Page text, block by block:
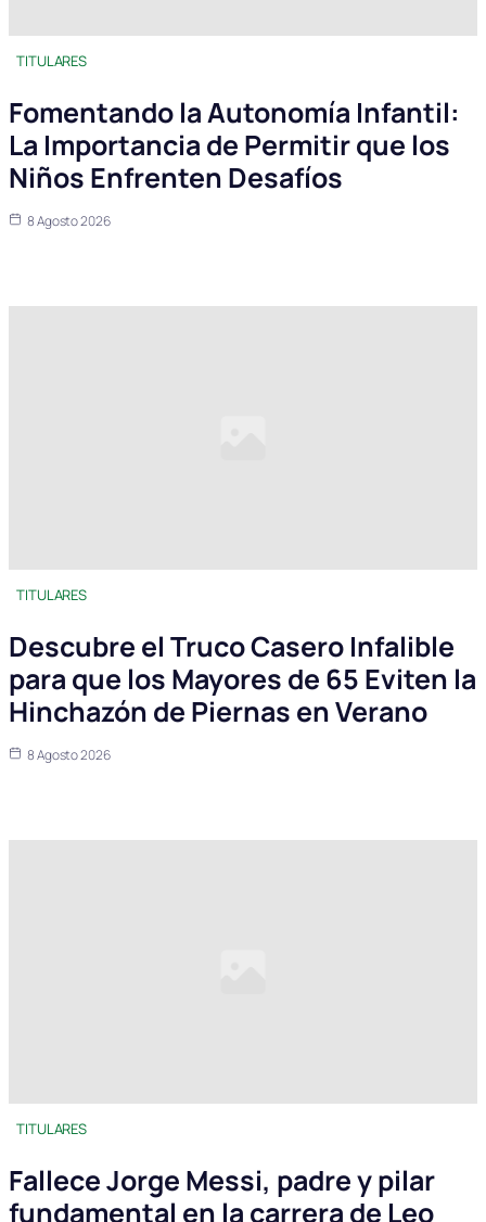
TITULARES
Fomentando la Autonomía Infantil:
La Importancia de Permitir que los
Niños Enfrenten Desafíos
8 Agosto 2026
TITULARES
Descubre el Truco Casero Infalible
para que los Mayores de 65 Eviten la
Hinchazón de Piernas en Verano
8 Agosto 2026
TITULARES
Fallece Jorge Messi, padre y pilar
fundamental en la carrera de Leo